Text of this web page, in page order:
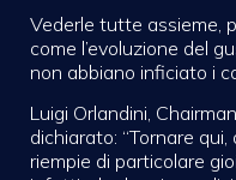
Vederle tutte assieme,
come l’evoluzione del
non abbiano inficiato i
Luigi Orlandini,
dichiarato: “Tornare
riempie di particolare